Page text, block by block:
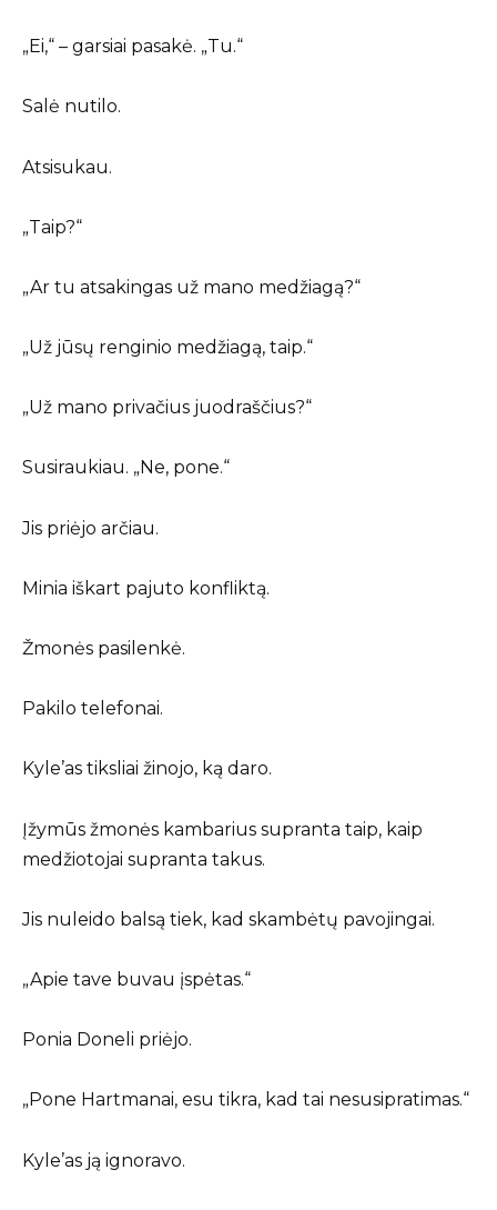
„Ei,“ – garsiai pasakė. „Tu.“
Salė nutilo.
Atsisukau.
„Taip?“
„Ar tu atsakingas už mano medžiagą?“
„Už jūsų renginio medžiagą, taip.“
„Už mano privačius juodraščius?“
Susiraukiau. „Ne, pone.“
Jis priėjo arčiau.
Minia iškart pajuto konfliktą.
Žmonės pasilenkė.
Pakilo telefonai.
Kyle’as tiksliai žinojo, ką daro.
Įžymūs žmonės kambarius supranta taip, kaip
medžiotojai supranta takus.
Jis nuleido balsą tiek, kad skambėtų pavojingai.
„Apie tave buvau įspėtas.“
Ponia Doneli priėjo.
„Pone Hartmanai, esu tikra, kad tai nesusipratimas.“
Kyle’as ją ignoravo.